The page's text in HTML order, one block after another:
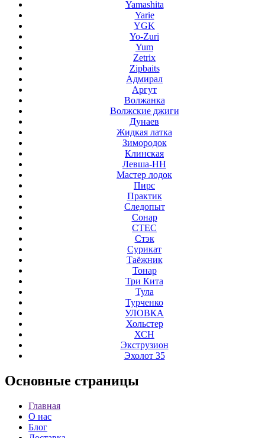
Yamashita
Yarie
YGK
Yo-Zuri
Yum
Zetrix
Zipbaits
Адмирал
Аргут
Волжанка
Волжские джиги
Дунаев
Жидкая латка
Зимородок
Клинская
Левша-НН
Мастер лодок
Пирс
Практик
Следопыт
Сонар
СТЕС
Стэк
Сурикат
Таёжник
Тонар
Три Кита
Тула
Турченко
УЛОВКА
Хольстер
ХСН
Экструзион
Эхолот 35
Основные страницы
Главная
О нас
Блог